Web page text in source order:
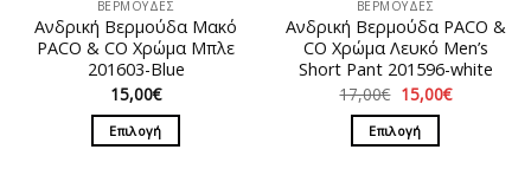
ΒΕΡΜΟΥΔΕΣ
Ανδρική Βερμούδα Μακό
PACO & CO Χρώμα Mπλε
201603-Blue
15,00€
Επιλογή
ΒΕΡΜΟΥΔΕΣ
Ανδρική Βερμούδα PACO &
CO Χρώμα Λευκό Men’s
Short Pant 201596-white
17,00€ Original
price
was:
17,00€.
15,00€Η
Επιλογή